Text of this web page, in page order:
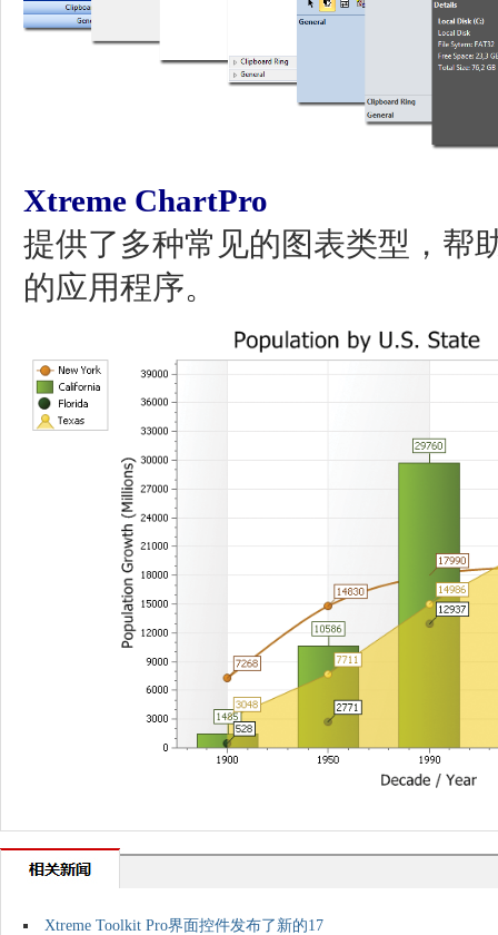
Xtreme ChartPro
提供了多种常见的图表类型，帮
的应用程序。
Xtreme Toolkit Pro界面控件发布了新的17